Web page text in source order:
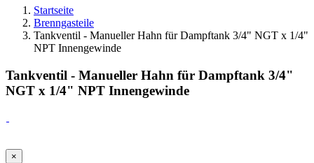
Startseite
Brenngasteile
Tankventil - Manueller Hahn für Dampftank 3/4" NGT x 1/4"
NPT Innengewinde
Tankventil - Manueller Hahn für Dampftank 3/4"
NGT x 1/4" NPT Innengewinde
×